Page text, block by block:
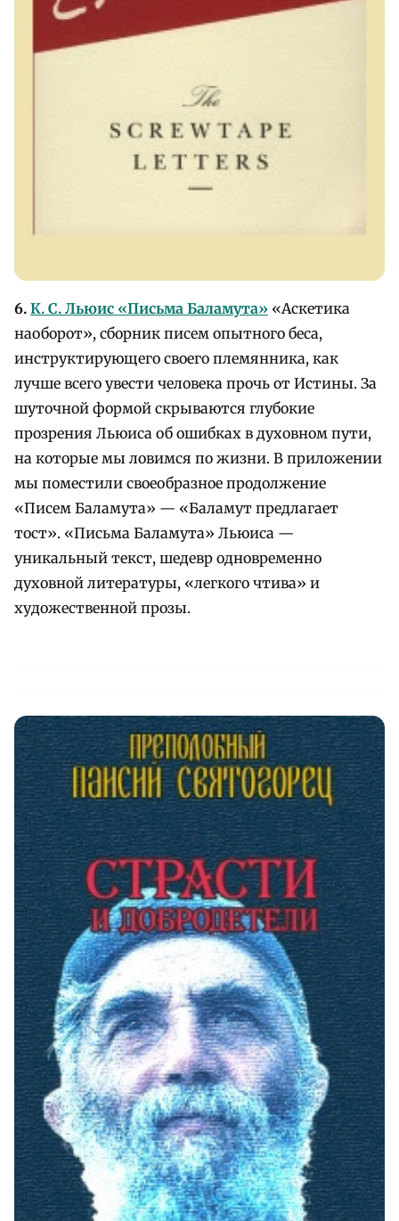
6. К. С. Льюис «Письма Баламута» «Аскетика
наоборот», сборник писем опытного беса,
инструктирующего своего племянника, как
лучше всего увести человека прочь от Истины. За
шуточной формой скрываются глубокие
прозрения Льюиса об ошибках в духовном пути,
на которые мы ловимся по жизни. В приложении
мы поместили своеобразное продолжение
«Писем Баламута» — «Баламут предлагает
тост». «Письма Баламута» Льюиса —
уникальный текст, шедевр одновременно
духовной литературы, «легкого чтива» и
художественной прозы.